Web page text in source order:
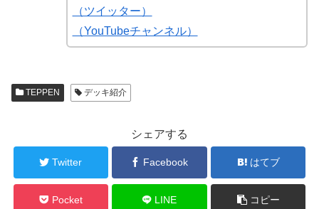
（ツイッター）
（YouTubeチャンネル）
TEPPEN デッキ紹介
シェアする
Twitter Facebook はてブ
Pocket LINE コピー